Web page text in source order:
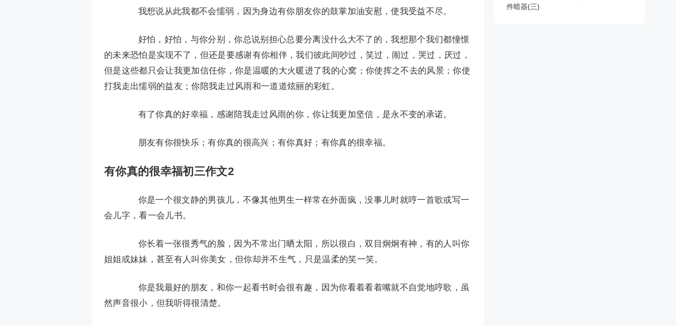
我想说从此我都不会懦弱，因为身边有你朋友你的鼓掌加油安慰，使我受益不尽。
好怕，好怕，与你分别，你总说别担心总要分离没什么大不了的，我想那个我们都憧憬
的未来恐怕是实现不了，但还是要感谢有你相伴，我们彼此间吵过，笑过，闹过，哭过，厌过，
但是这些都只会让我更加信任你，你是温暖的大火暖进了我的心窝；你使挥之不去的风景；你使
打我走出懦弱的益友；你陪我走过风雨和一道道炫丽的彩虹。
有了你真的好幸福，感谢陪我走过风雨的你，你让我更加坚信，是永不变的承诺。
朋友有你很快乐；有你真的很高兴；有你真好；有你真的很幸福。
有你真的很幸福初三作文2
你是一个很文静的男孩儿，不像其他男生一样常在外面疯，没事儿时就哼一首歌或写一
会儿字，看一会儿书。
你长着一张很秀气的脸，因为不常出门晒太阳，所以很白，双目炯炯有神，有的人叫你
姐姐或妹妹，甚至有人叫你美女，但你却并不生气，只是温柔的笑一笑。
你是我最好的朋友，和你一起看书时会很有趣，因为你看着看着嘴就不自觉地哼歌，虽
然声音很小，但我听得很清楚。
件暗器(三)